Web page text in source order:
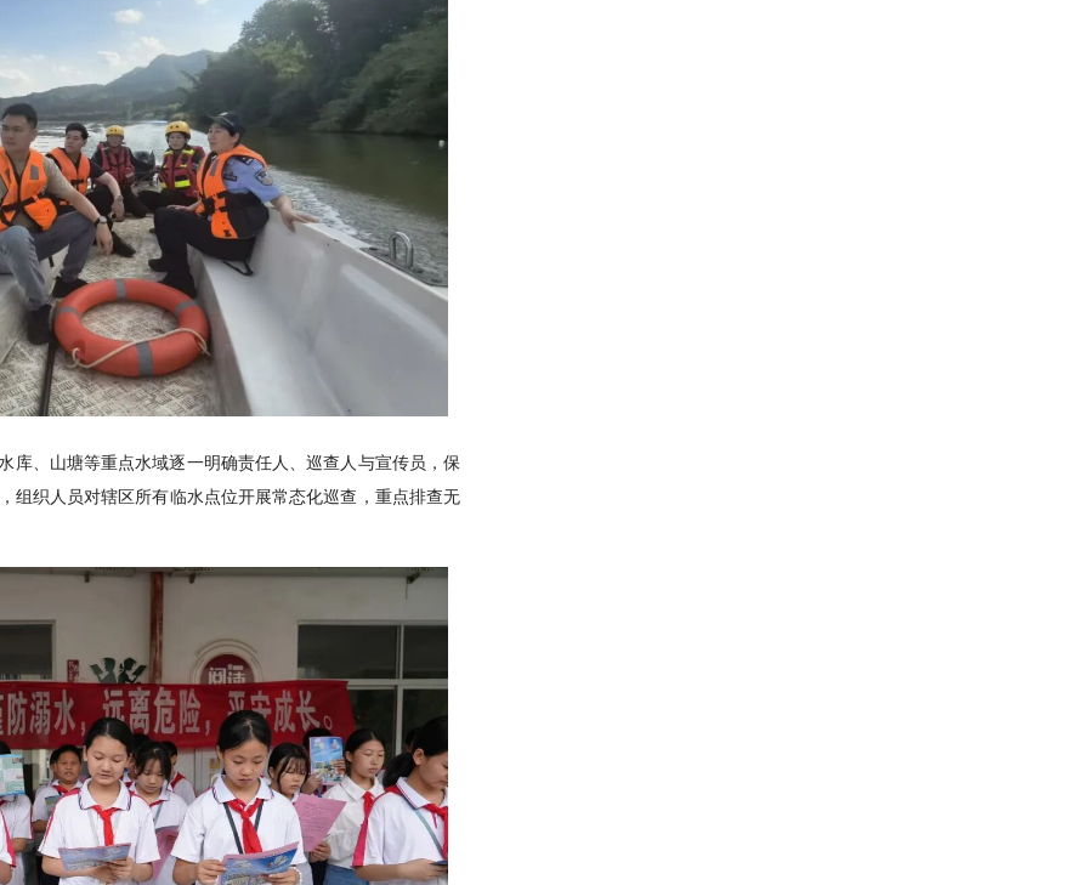
库、山塘等重点水域逐一明确责任人、巡查人与宣传员，保
组织人员对辖区所有临水点位开展常态化巡查，重点排查无